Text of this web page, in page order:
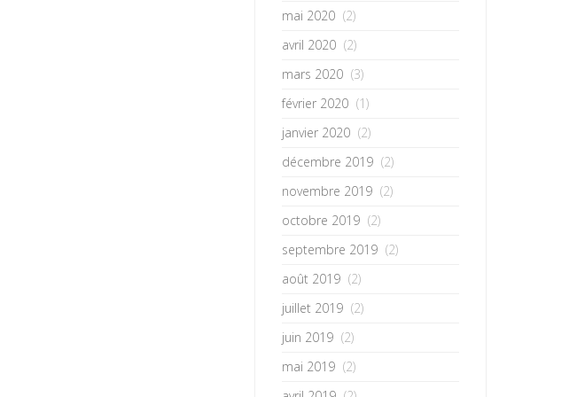
mai 2020 (2)
avril 2020 (2)
mars 2020 (3)
février 2020 (1)
janvier 2020 (2)
décembre 2019 (2)
novembre 2019 (2)
octobre 2019 (2)
septembre 2019 (2)
août 2019 (2)
juillet 2019 (2)
juin 2019 (2)
mai 2019 (2)